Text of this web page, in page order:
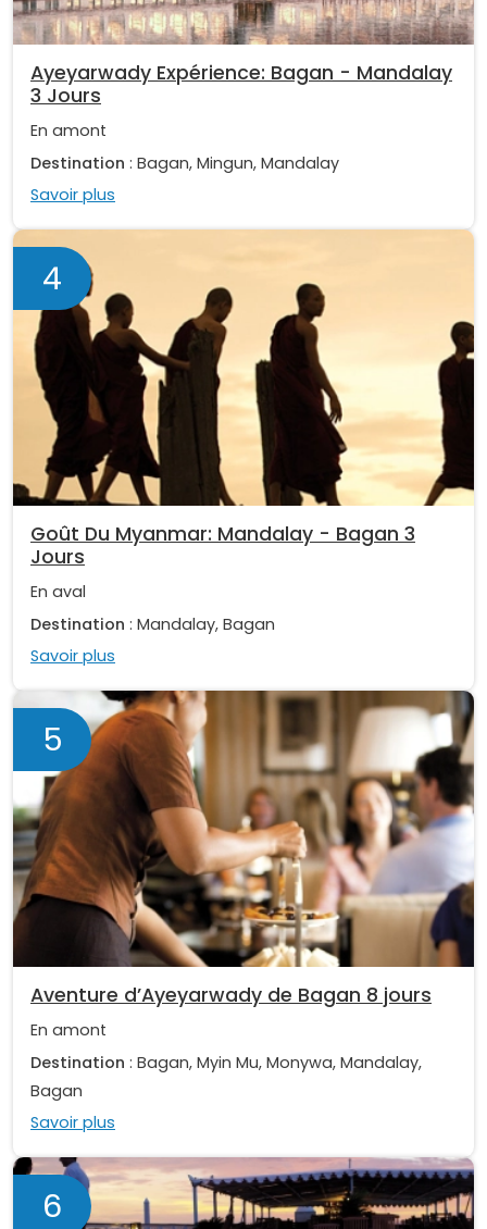
Ayeyarwady Expérience: Bagan - Mandalay
3 Jours
En amont
Destination : Bagan, Mingun, Mandalay
Savoir plus
4
Goût Du Myanmar: Mandalay - Bagan 3
Jours
En aval
Destination : Mandalay, Bagan
Savoir plus
5
Aventure d’Ayeyarwady de Bagan 8 jours
En amont
Destination : Bagan, Myin Mu, Monywa, Mandalay,
Bagan
Savoir plus
6